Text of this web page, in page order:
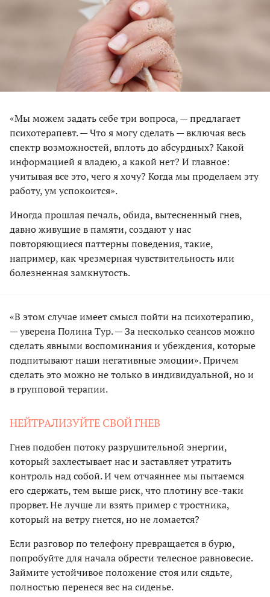
«Мы можем задать себе три вопроса, — предлагает
психотерапевт. — Что я могу сделать — включая весь
спектр возможностей, вплоть до абсурдных? Какой
информацией я владею, а какой нет? И главное:
учитывая все это, чего я хочу? Когда мы проделаем эту
работу, ум успокоится».
Иногда прошлая печаль, обида, вытесненный гнев,
давно живущие в памяти, создают у нас
повторяющиеся паттерны поведения, такие,
например, как чрезмерная чувствительность или
болезненная замкнутость.
«В этом случае имеет смысл пойти на психотерапию,
— уверена Полина Тур. — За несколько сеансов можно
сделать явными воспоминания и убеждения, которые
подпитывают наши негативные эмоции». Причем
сделать это можно не только в индивидуальной, но и
в групповой терапии.
НЕЙТРАЛИЗУЙТЕ СВОЙ ГНЕВ
Гнев подобен потоку разрушительной энергии,
который захлестывает нас и заставляет утратить
контроль над собой. И чем отчаяннее мы пытаемся
его сдержать, тем выше риск, что плотину все-таки
прорвет. Не лучше ли взять пример с тростника,
который на ветру гнется, но не ломается?
Если разговор по телефону превращается в бурю,
попробуйте для начала обрести телесное равновесие.
Займите устойчивое положение стоя или сядьте,
полностью перенеся вес на сиденье.